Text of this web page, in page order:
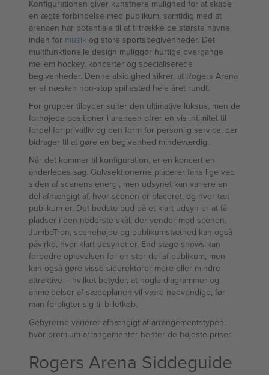
Konfigurationen giver kunstnere mulighed for at skabe
en ægte forbindelse med publikum, samtidig med at
arenaen har potentiale til at tiltrække de største navne
inden for musik og store sportsbegivenheder. Det
multifunktionelle design muliggør hurtige overgange
mellem hockey, koncerter og specialiserede
begivenheder. Denne alsidighed sikrer, at Rogers Arena
er et næsten non-stop spillested hele året rundt.
For grupper tilbyder suiter den ultimative luksus, men de
forhøjede positioner i arenaen ofrer en vis intimitet til
fordel for privatliv og den form for personlig service, der
bidrager til at gøre en begivenhed mindeværdig.
Når det kommer til konfiguration, er en koncert en
anderledes sag. Gulvsektionerne placerer fans lige ved
siden af scenens energi, men udsynet kan variere en
del afhængigt af, hvor scenen er placeret, og hvor tæt
publikum er. Det bedste bud på et klart udsyn er at få
pladser i den nederste skål, der vender mod scenen.
JumboTron, scenehøjde og publikumstæthed kan også
påvirke, hvor klart udsynet er. End-stage shows kan
forbedre oplevelsen for en stor del af publikum, men
kan også gøre visse siderektorer mere eller mindre
attraktive – hvilket betyder, at nogle diagrammer og
anmeldelser af sædeplanen vil være nødvendige, før
man forpligter sig til billetkøb.
Gebyrerne varierer afhængigt af arrangementstypen,
hvor premium-arrangementer henter de højeste priser.
Rogers Arena Siddeguide